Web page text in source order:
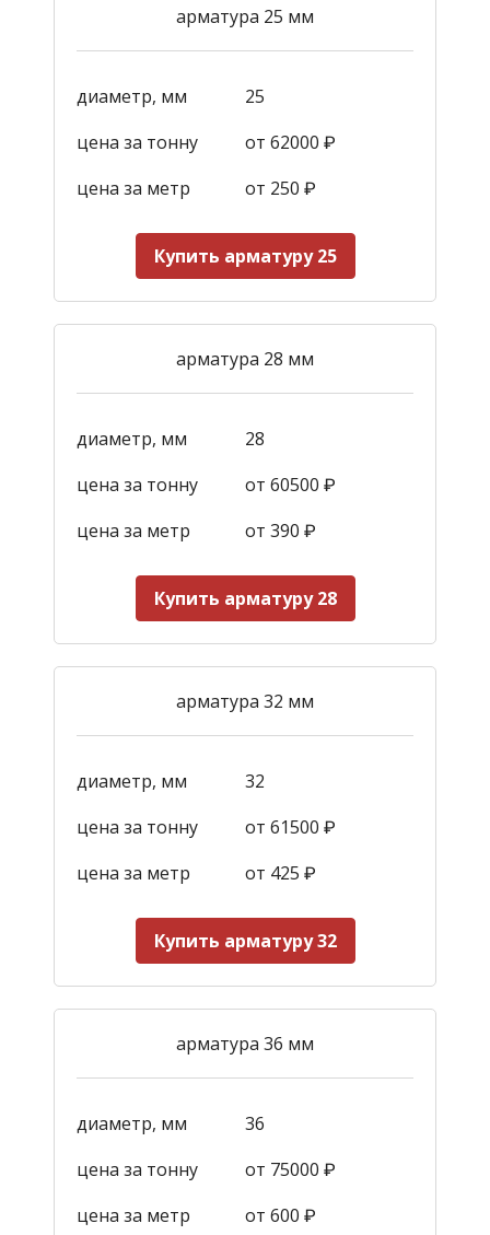
арматура 25 мм
диаметр, мм
25
цена за тонну
от 62000 ₽
цена за метр
от 250 ₽
Купить арматуру 25
арматура 28 мм
диаметр, мм
28
цена за тонну
от 60500 ₽
цена за метр
от 390 ₽
Купить арматуру 28
арматура 32 мм
диаметр, мм
32
цена за тонну
от 61500 ₽
цена за метр
от 425 ₽
Купить арматуру 32
арматура 36 мм
диаметр, мм
36
цена за тонну
от 75000 ₽
цена за метр
от 600 ₽